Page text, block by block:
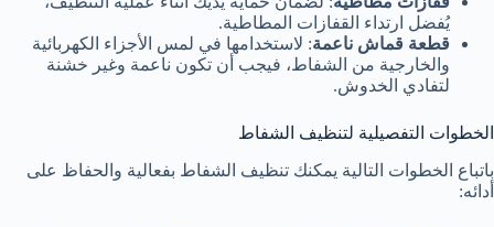
يُفضل ارتداء القفازات المطاطية.
قطعة قماش ناعمة: لاستخدامها في لمس الأجزاء الكهربائية
والخارجية من الشفاط، فيجب أن تكون ناعمة وغير خشنة
لتفادي الخدوش.
الخطوات التفصيلية لتنظيف الشفاط
باتباع الخطوات التالية يمكنك تنظيف الشفاط بفعالية والحفاظ على
أدائه: